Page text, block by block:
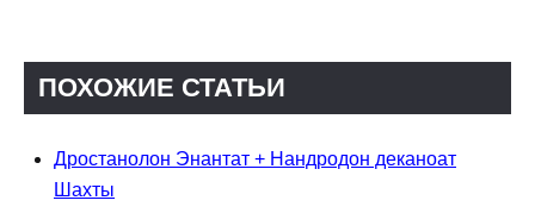
ПОХОЖИЕ СТАТЬИ
Дростанолон Энантат + Нандродон деканоат
Шахты